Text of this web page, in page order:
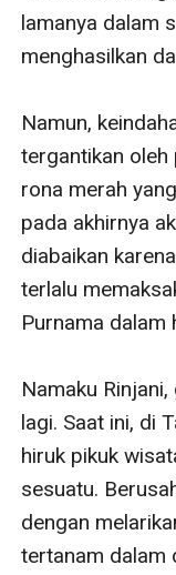
lamanya dalam
menghasilkan
Namun,
tergantikan oleh
rona merah
pada akhirnya
diabaikan
terlalu
Purnama dalam
Namaku
lagi. Saat ini, di
hiruk pikuk
sesuatu.
dengan
tertanam dalam